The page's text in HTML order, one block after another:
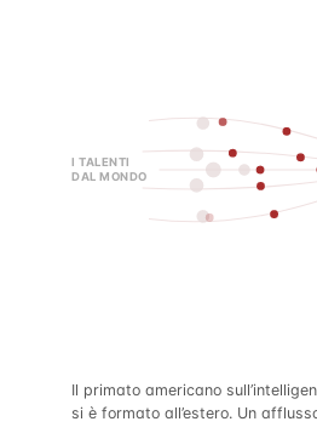
I TALENTI
DAL MONDO
Oggi la direzione si inverte.85
scienziati valuta di partire.